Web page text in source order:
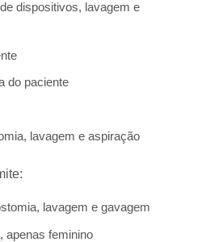
dispositivos, lavagem e
do paciente
lavagem e aspiração
lavagem e gavagem
apenas feminino